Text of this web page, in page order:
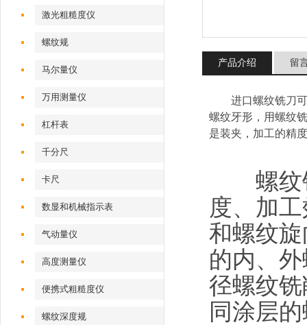
激光粗糙度仪
螺纹规
马尔量仪
万用测量仪
杠杆表
千分尺
卡尺
数显和机械指示表
气动量仪
高度测量仪
便携式粗糙度仪
螺纹深度规
产品介绍 留
进口螺纹铣刀可
螺纹牙形，用螺纹
是装夹，加工的精
螺纹铣
度、加
和螺纹
的内、
径螺纹
同涂层